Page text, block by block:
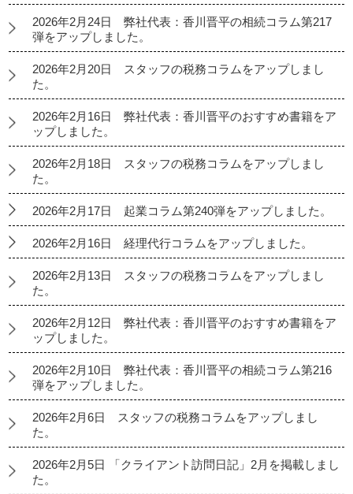
2026年2月24日 弊社代表：香川晋平の相続コラム第217
弾をアップしました。
2026年2月20日 スタッフの税務コラムをアップしまし
た。
2026年2月16日 弊社代表：香川晋平のおすすめ書籍をア
ップしました。
2026年2月18日 スタッフの税務コラムをアップしまし
た。
2026年2月17日 起業コラム第240弾をアップしました。
2026年2月16日 経理代行コラムをアップしました。
2026年2月13日 スタッフの税務コラムをアップしまし
た。
2026年2月12日 弊社代表：香川晋平のおすすめ書籍をア
ップしました。
2026年2月10日 弊社代表：香川晋平の相続コラム第216
弾をアップしました。
2026年2月6日 スタッフの税務コラムをアップしまし
た。
2026年2月5日 「クライアント訪問日記」2月を掲載しまし
た。